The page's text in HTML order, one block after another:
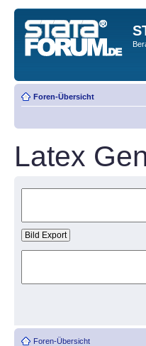
Foren-Übersicht
Latex
Foren-Übersicht